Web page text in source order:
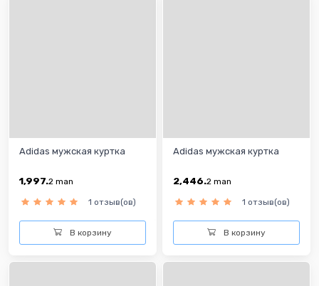
Adidas мужская куртка
1,997.2 man
1 отзыв(ов)
В корзину
Adidas мужская куртка
2,446.2 man
1 отзыв(ов)
В корзину